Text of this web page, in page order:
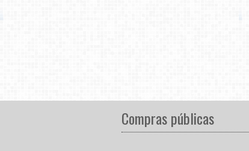
Compras públicas